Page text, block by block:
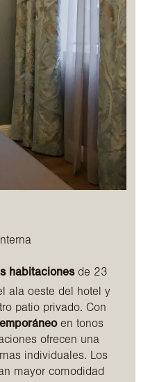
habitacionesde 23
ala oeste del hotel y
patio privado. Con
en tonos
ofrecen una
individuales. Los
mayor comodidad